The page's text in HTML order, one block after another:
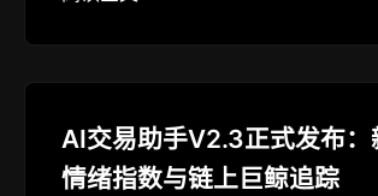
AI交易助手V2.3正式发布：
情绪指数与链上巨鲸追踪